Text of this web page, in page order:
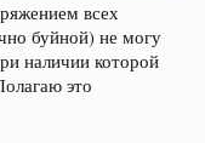
всех
буйной) не могу
наличии которой
это